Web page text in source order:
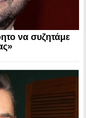
να συζητάμε